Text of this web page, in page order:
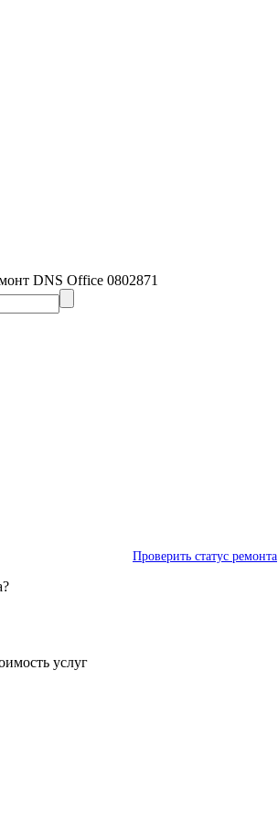
DNS Office 0802871
Проверить статус ремонта
услуг